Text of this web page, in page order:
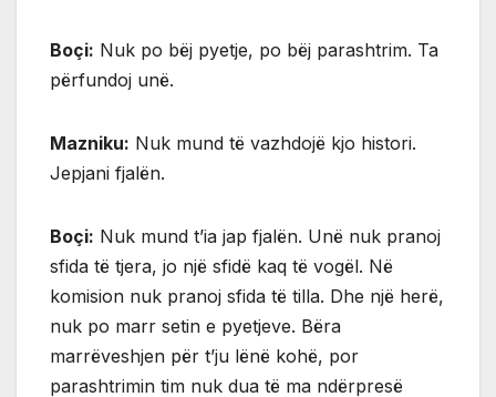
Boçi: Nuk po bëj pyetje, po bëj parashtrim. Ta
përfundoj unë.
Mazniku: Nuk mund të vazhdojë kjo histori.
Jepjani fjalën.
Boçi: Nuk mund t’ia jap fjalën. Unë nuk pranoj
sfida të tjera, jo një sfidë kaq të vogël. Në
komision nuk pranoj sfida të tilla. Dhe një herë,
nuk po marr setin e pyetjeve. Bëra
marrëveshjen për t’ju lënë kohë, por
parashtrimin tim nuk dua të ma ndërpresë